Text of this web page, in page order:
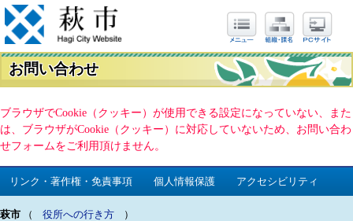
お問い合わせ
ブラウザでCookie（クッキー）が使用できる設定になっていない、また
は、ブラウザがCookie（クッキー）に対応していないため、お問い合わ
せフォームをご利用頂けません。
リンク・著作権・免責事項 個人情報保護 アクセシビリティ
萩市 （ 役所への行き方 ）